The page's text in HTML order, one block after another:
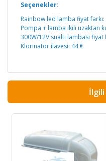
Seçenekler:
Rainbow led lamba fiyat farkı:
Pompa + lamba ikili uzaktan
300W/12V sualtı lambası fiyat
Klorinatör ilavesi: 44 €